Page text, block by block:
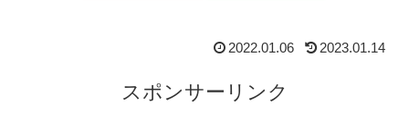
2022.01.06 2023.01.14
スポンサーリンク